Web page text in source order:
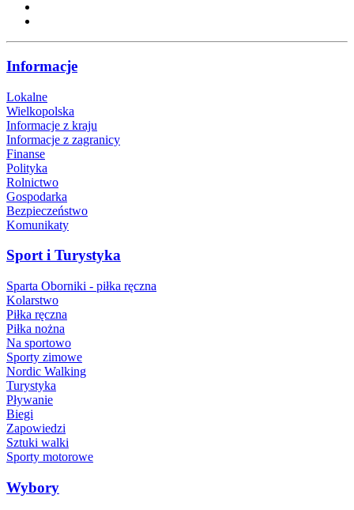
Informacje
Lokalne
Wielkopolska
Informacje z kraju
Informacje z zagranicy
Finanse
Polityka
Rolnictwo
Gospodarka
Bezpieczeństwo
Komunikaty
Sport i Turystyka
Sparta Oborniki - piłka ręczna
Kolarstwo
Piłka ręczna
Piłka nożna
Na sportowo
Sporty zimowe
Nordic Walking
Turystyka
Pływanie
Biegi
Zapowiedzi
Sztuki walki
Sporty motorowe
Wybory